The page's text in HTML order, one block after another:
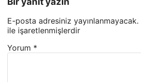
E-posta adresiniz yayınlanmayacak.
ile işaretlenmişlerdir
Yorum *